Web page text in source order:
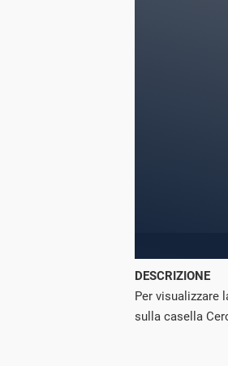
DESCRIZIONE
Per visualizzare
sulla casella